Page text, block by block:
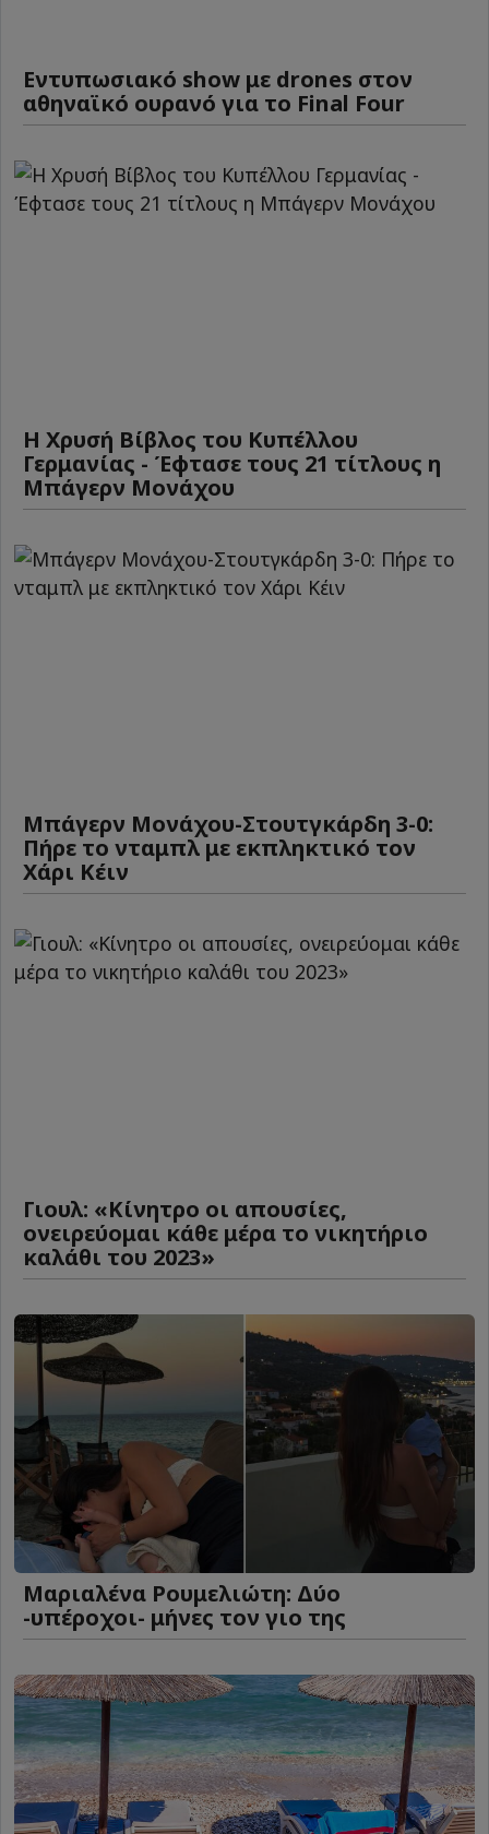
Εντυπωσιακό show με drones στον
αθηναϊκό ουρανό για το Final Four
Η Χρυσή Βίβλος του Κυπέλλου
Γερμανίας - Έφτασε τους 21 τίτλους η
Μπάγερν Μονάχου
Μπάγερν Μονάχου-Στουτγκάρδη 3-0:
Πήρε το νταμπλ με εκπληκτικό τον
Χάρι Κέιν
Γιουλ: «Κίνητρο οι απουσίες,
ονειρεύομαι κάθε μέρα το νικητήριο
καλάθι του 2023»
Μαριαλένα Ρουμελιώτη: Δύο
-υπέροχοι- μήνες τον γιο της